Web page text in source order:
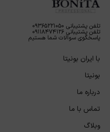
تلفن پشتیبانی ۰۹۳۶۵۲۲۱۰۵۰
تلفن پشتیبانی ۰۹۱۱۸۴۷۴۱۲۶
پاسخگوی سوالات شما هستیم
با ایران بونیتا
بونیتا
درباره ما
تماس با ما
وبلاگ